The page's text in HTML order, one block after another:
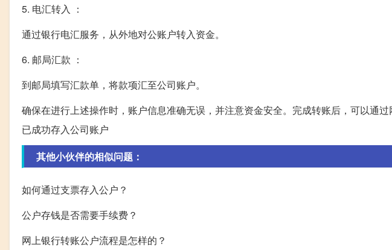
5. 电汇转入 ：
通过银行电汇服务，从外地对公账户转入资金。
6. 邮局汇款 ：
到邮局填写汇款单，将款项汇至公司账户。
确保在进行上述操作时，账户信息准确无误，并注意资金安全。完成转账后，可以通
已成功存入公司账户
其他小伙伴的相似问题：
如何通过支票存入公户？
公户存钱是否需要手续费？
网上银行转账公户流程是怎样的？